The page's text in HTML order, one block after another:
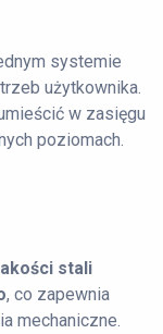
systemie
użytkownika.
w zasięgu
poziomach.
stali
, co zapewnia
mechaniczne.